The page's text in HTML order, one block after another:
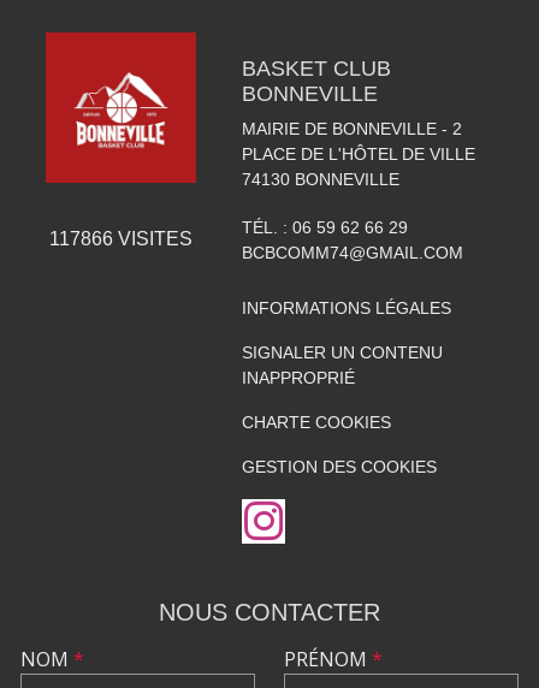
117866VISITES
BASKET CLUB
BONNEVILLE
MAIRIE DE BONNEVILLE - 2
PLACE DE L'HÔTEL DE VILLE
74130 BONNEVILLE
TÉL. : 06 59 62 66 29
BCBCOMM74@GMAIL.COM
INFORMATIONS LÉGALES
SIGNALER UN CONTENU
INAPPROPRIÉ
CHARTE COOKIES
GESTION DES COOKIES
NOUS CONTACTER
NOM * PRÉNOM *